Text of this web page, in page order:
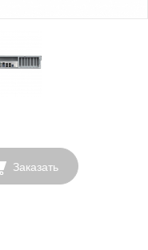
Заказать